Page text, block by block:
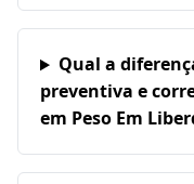
Qual a
preventiva e
em Peso Em